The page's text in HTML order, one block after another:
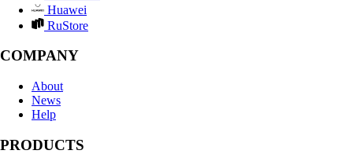
Huawei
RuStore
COMPANY
About
News
Help
PRODUCTS